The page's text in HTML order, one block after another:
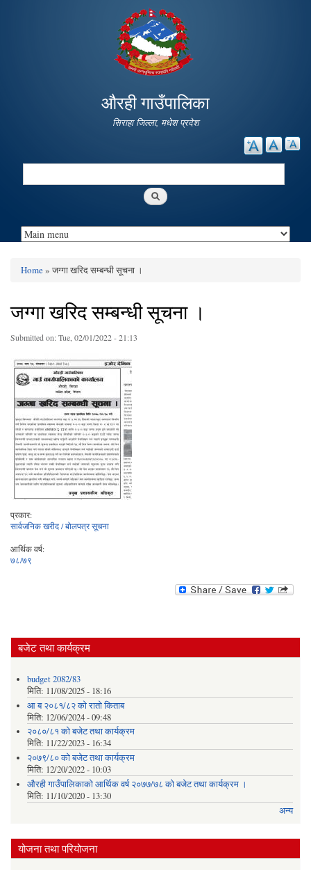
main
content
औरही गाउँपालिका
सिराहा जिल्ला, मधेश प्रदेश
Search
Home» जग्गा खरिद सम्बन्धी सूचना ।
जग्गा खरिद सम्बन्धी सूचना ।
Submitted on:Tue, 02/01/2022 - 21:13
प्रकार:
सार्वजनिक खरीद / बोलपत्र सूचना
आर्थिक वर्ष:
७८/७९
बजेट तथा कार्यक्रम
budget 2082/83
मिति: 11/08/2025 - 18:16
आ ब २०८१/८२ काे राताे किताब
मिति: 12/06/2024 - 09:48
२०८०/८१ को बजेट तथा कार्यक्रम
मिति: 11/22/2023 - 16:34
२०७९/८० को बजेट तथा कार्यक्रम
मिति: 12/20/2022 - 10:03
औरही गाउँपालिकाको आर्थिक वर्ष २०७७/७८ को बजेट तथा कार्यक्रम ।
मिति: 11/10/2020 - 13:30
अन्य
योजना तथा परियोजना